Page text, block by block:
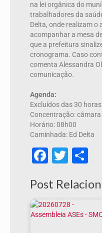
na lei orgânica do
trabalhadores da
Delta, onde realizam o
acompanhar a mesa
que a prefeitura
cronograma. Caso
comenta Alessandra
comunicação.
Agenda:
Excluídos das 30 horas
Concentração: câmara
Horário: 08h00
Caminhada: Ed Delta
Post